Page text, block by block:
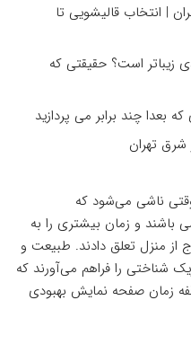
| انتخاب قالیشویی تا
زیباتر است؟ حقیقتی که
بعدا چند برابر می پردازید
تهران
وقتی ناشی می‌شود که
باشند و زمان بیشتری را به
منزل تعلق دادند. طبیعت و
شناختی را فراهم می‌آورند که
زمان صفحه نمایش بهبودی